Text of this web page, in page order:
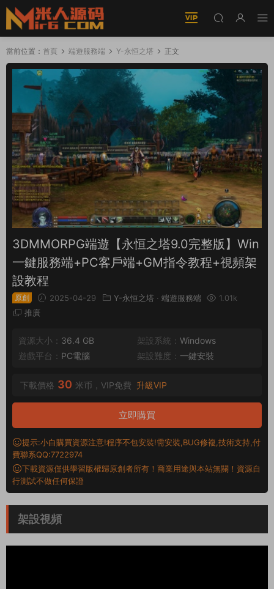
當前位置： 首頁 端遊服務端 Y-永恒之塔 正文
3DMMORPG端遊【永恒之塔9.0完整版】Win
一鍵服務端+PC客戶端+GM指令教程+視頻架
設教程
原創 2025-04-29 Y-永恒之塔 · 端遊服務端
1.01k
推廣
資源大小： 36.4 GB 架設系統： Windows
遊戲平台： PC電腦 架設難度： 一鍵安裝
下載價格 30 米币，VIP免費 升級VIP
立即購買
提示:小白購買資源注意!程序不包安裝!需安裝,BUG修複,技術支持,付
費聯系QQ:7722974
下載資源僅供學習版權歸原創者所有！商業用途與本站無關！資源自
行測試不做任何保證
架設視頻